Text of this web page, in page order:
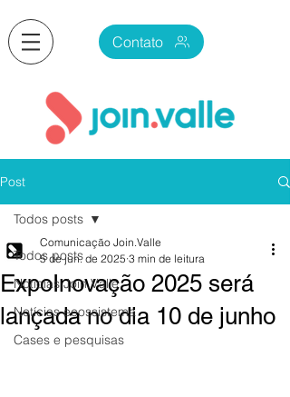
Contato
Post
Todos posts
Notícias Join.Valle
Notícias ecossistema
Cases e pesquisas
Todos posts
ExpoInovação 2025 será
lançada no dia 10 de junho
Comunicação Join.Valle
5 de jun. de 2025 3 min de leitura